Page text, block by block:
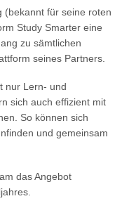
(bekannt für seine roten
Study Smarter eine
zu sämtlichen
seines Partners.
nur Lern- und
sich auch effizient mit
So können sich
und gemeinsam
das Angebot